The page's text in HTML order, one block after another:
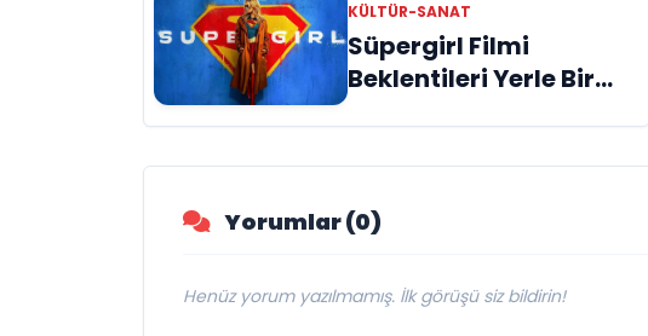
KÜLTÜR-SANAT
Süpergirl Filmi
Beklentileri Yerle Bir
Biri mi?
Yorumlar (0)
Henüz yorum yazılmamış. İlk görüşü siz bildirin!